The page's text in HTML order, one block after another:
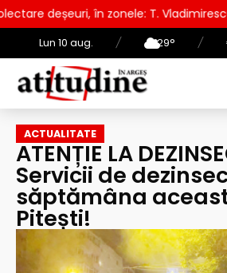
Lun 10 aug. / 29° /
T. Vladimirescu, Frații Golești,
ACTUALITATE
ATENȚIE LA
Servicii de
săptămâna
Pitești!